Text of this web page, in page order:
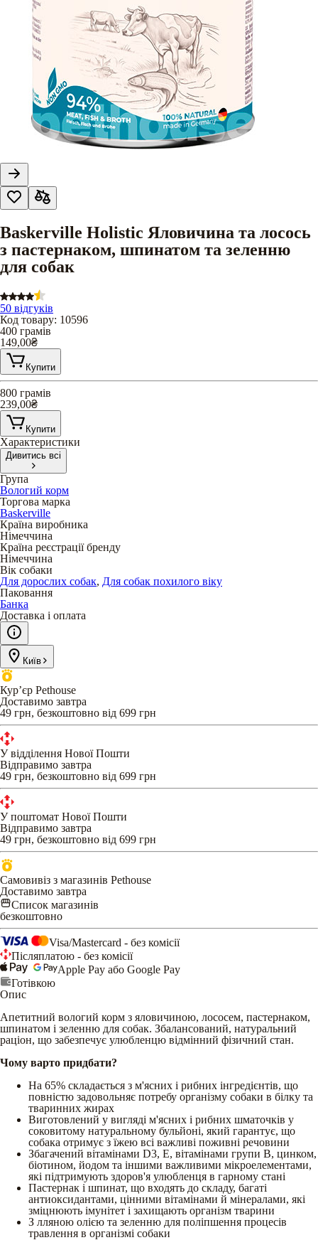
Baskerville Holistic Яловичина та лосось
з пастернаком, шпинатом та зеленню
для собак
50 відгуків
Код товару: 10596
400 грамів
149,00₴
Купити
800 грамів
239,00₴
Купити
Характеристики
Дивитись всі
Група
Вологий корм
Торгова марка
Baskerville
Країна виробника
Німеччина
Країна реєстрації бренду
Німеччина
Вік собаки
Для дорослих собак, Для собак похилого віку
Паковання
Банка
Доставка і оплата
Київ
Кур’єр Pethouse
Доставимо завтра
49 грн, безкоштовно від 699 грн
У відділення Нової Пошти
Відправимо завтра
49 грн, безкоштовно від 699 грн
У поштомат Нової Пошти
Відправимо завтра
49 грн, безкоштовно від 699 грн
Самовивіз з магазинів Pethouse
Доставимо завтра
Список магазинів
безкоштовно
Visa/Mastercard - без комісії
Післяплатою - без комісії
Apple Pay або Google Pay
Готівкою
Опис
Апетитний вологий корм з яловичиною, лососем, пастернаком,
шпинатом і зеленню для собак. Збалансований, натуральний
раціон, що забезпечує улюбленцю відмінний фізичний стан.
Чому варто придбати?
На 65% складається з м'ясних і рибних інгредієнтів, що
повністю задовольняє потребу організму собаки в білку та
тваринних жирах
Виготовлений у вигляді м'ясних і рибних шматочків у
соковитому натуральному бульйоні, який гарантує, що
собака отримує з їжею всі важливі поживні речовини
Збагачений вітамінами D3, Е, вітамінами групи В, цинком,
біотином, йодом та іншими важливими мікроелементами,
які підтримують здоров'я улюбленця в гарному стані
Пастернак і шпинат, що входять до складу, багаті
антиоксидантами, цінними вітамінами й мінералами, які
зміцнюють імунітет і захищають організм тварини
З лляною олією та зеленню для поліпшення процесів
травлення в організмі собаки